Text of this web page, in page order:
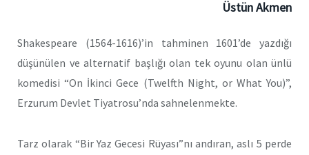
Üstün Akmen
Shakespeare (1564-1616)’in tahminen 1601’de yazdığı
düşünülen ve alternatif başlığı olan tek oyunu olan ünlü
komedisi “On İkinci Gece (Twelfth Night, or What You)”,
Erzurum Devlet Tiyatrosu’nda sahnelenmekte.
Tarz olarak “Bir Yaz Gecesi Rüyası”nı andıran, aslı 5 perde